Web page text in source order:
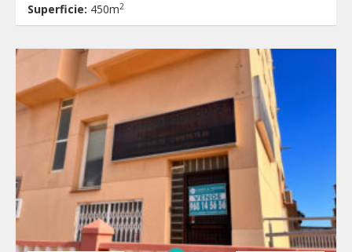
Superficie: 450m2